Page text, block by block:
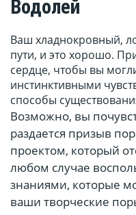
Водолей
Ваш хладнокровный,
пути, и это хорошо.
сердце, чтобы вы
инстинктивными
способы
Возможно, вы
раздается призыв
проектом, который
любом случае
знаниями, которые
ваши творческие